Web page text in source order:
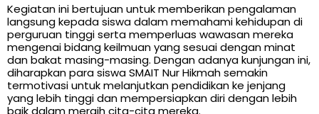
Kegiatan ini bertujuan untuk memberikan pengalaman
langsung kepada siswa dalam memahami kehidupan di
perguruan tinggi serta memperluas wawasan mereka
mengenai bidang keilmuan yang sesuai dengan minat
dan bakat masing-masing. Dengan adanya kunjungan ini,
diharapkan para siswa SMAIT Nur Hikmah semakin
termotivasi untuk melanjutkan pendidikan ke jenjang
yang lebih tinggi dan mempersiapkan diri dengan lebih
baik dalam meraih cita-cita mereka.